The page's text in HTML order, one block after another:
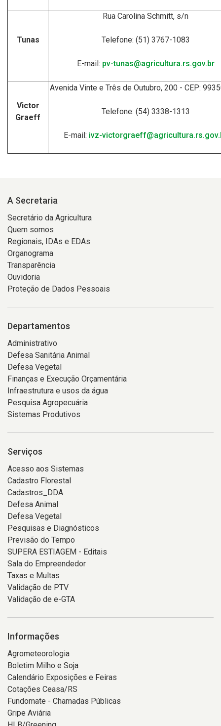
Tunas
Rua Carolina Schmitt, s/n
Telefone: (51) 3767-1083
E-mail: pv-tunas@agricultura.rs.gov.br
Victor
Graeff
Avenida Vinte e Três de Outubro, 200 - CEP:
Telefone: (54) 3338-1313
E-mail: ivz-
A Secretaria
Secretário da Agricultura
Quem somos
Regionais, IDAs e EDAs
Organograma
Transparência
Ouvidoria
Proteção de Dados Pessoais
Departamentos
Administrativo
Defesa Sanitária Animal
Defesa Vegetal
Finanças e Execução Orçamentária
Infraestrutura e usos da água
Pesquisa Agropecuária
Sistemas Produtivos
Serviços
Acesso aos Sistemas
Cadastro Florestal
Cadastros_DDA
Defesa Animal
Defesa Vegetal
Pesquisas e Diagnósticos
Previsão do Tempo
SUPERA ESTIAGEM - Editais
Sala do Empreendedor
Taxas e Multas
Validação de PTV
Validação de e-GTA
Informações
Agrometeorologia
Boletim Milho e Soja
Calendário Exposições e Feiras
Cotações Ceasa/RS
Fundomate - Chamadas Públicas
Gripe Aviária